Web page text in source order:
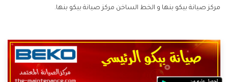
مركز صيانة بيكو بنها و الخط الساخن مركز صيانة بيكو بنها.